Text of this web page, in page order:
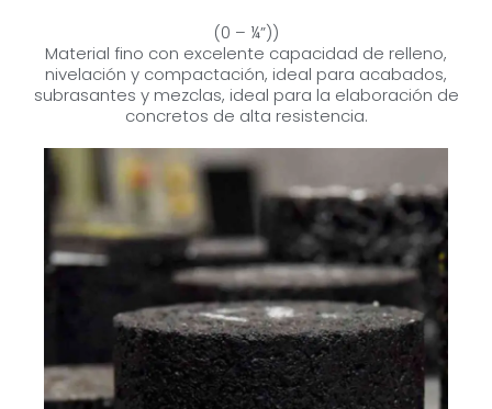
(0 – ¼”))
Material fino con excelente capacidad de relleno,
nivelación y compactación, ideal para acabados,
subrasantes y mezclas, ideal para la elaboración de
concretos de alta resistencia.